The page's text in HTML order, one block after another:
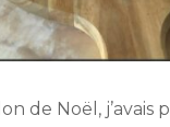
de Noël, j’avais